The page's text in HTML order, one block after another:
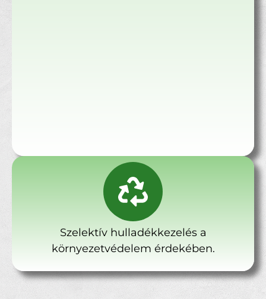
Szelektív hulladékkezelés a
környezetvédelem érdekében.